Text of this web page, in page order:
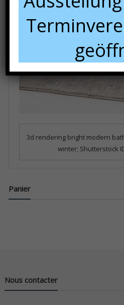
3d rendering bright modern
winter; Shutterstock
Panier
Nous contacter